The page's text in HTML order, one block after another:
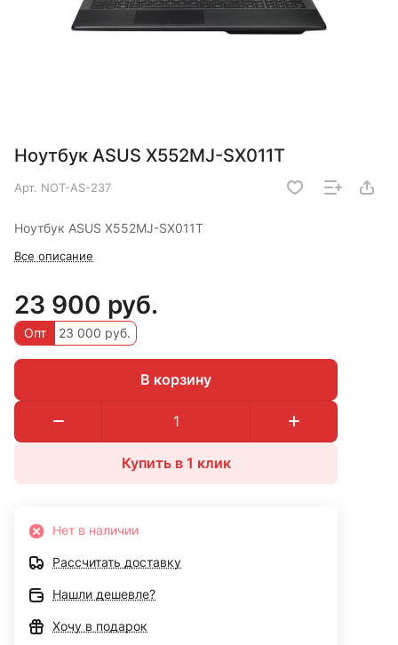
Ноутбук ASUS X552MJ-SX011T
Арт. NOT-AS-237
Ноутбук ASUS X552MJ-SX011T
Все описание
23 900 руб.
Опт 23 000 руб.
В корзину
Купить в 1 клик
Нет в наличии
Рассчитать доставку
Нашли дешевле?
Хочу в подарок